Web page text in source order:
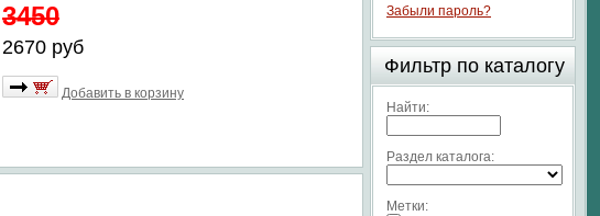
3450
2670 руб
Добавить в корзину
Забыли пароль?
Фильтр по каталогу
Найти:
Раздел каталога:
Метки: